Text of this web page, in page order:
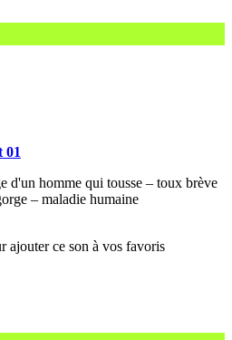
01
d'un homme qui tousse – toux brève
– maladie humaine